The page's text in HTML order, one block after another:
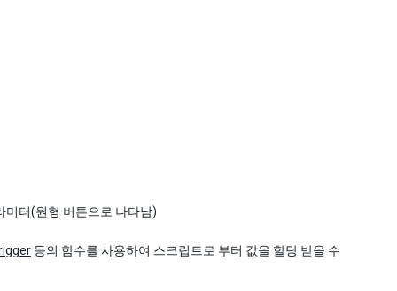
터(원형 버튼으로 나타남)
등의 함수를 사용하여 스크립트로 부터 값을 할당 받을 수